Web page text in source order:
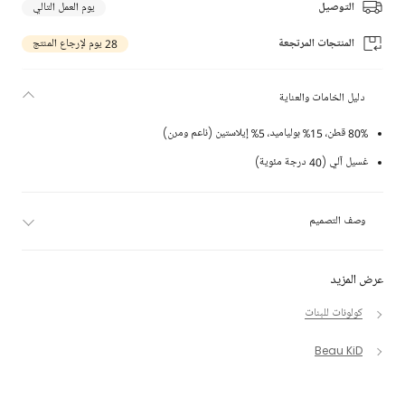
التوصيل يوم العمل التالي
المنتجات المرتجعة 28 يوم لإرجاع المنتج
عرض المزيد
كولونات للبنات
Beau KiD
دليل الخامات والعناية
80% قطن، 15% بولياميد، 5% إيلاستين (ناعم ومرن)
غسيل آلي (40 درجة مئوية)
وصف التصميم